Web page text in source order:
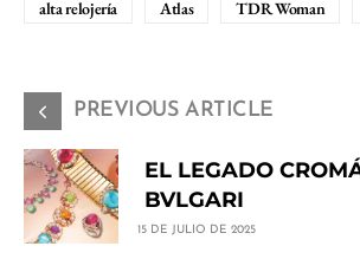
alta relojería Atlas TDR Woman
PREVIOUS ARTICLE
EL LEGADO
BVLGARI
15 DE JULIO DE 2025